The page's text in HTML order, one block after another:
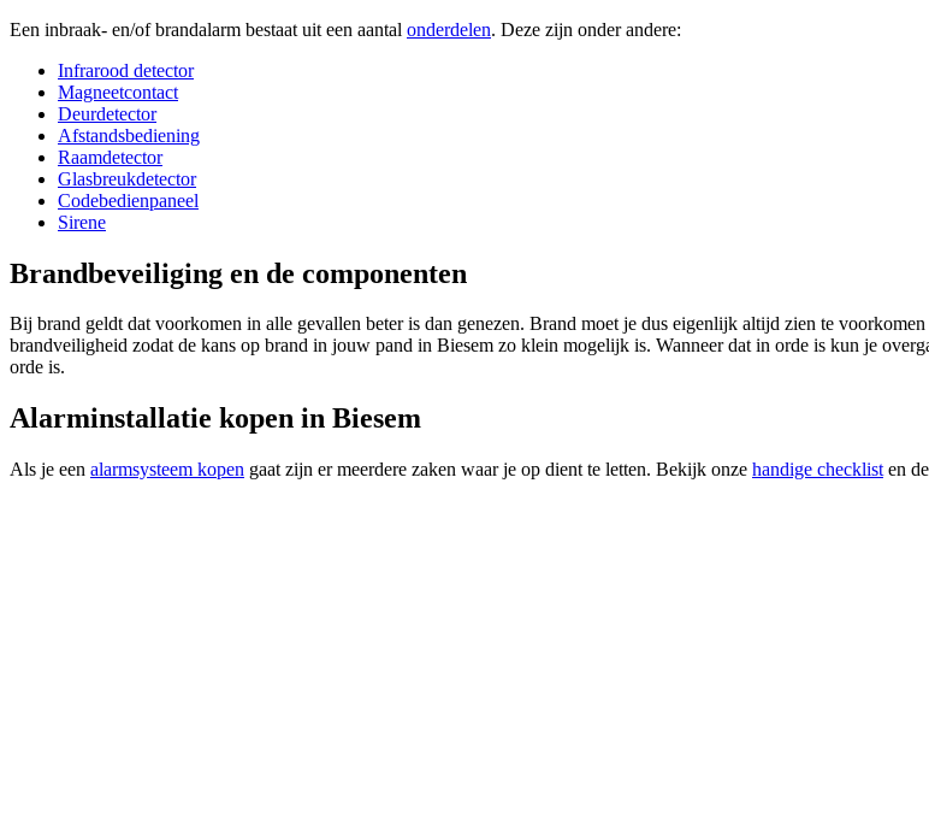
Een inbraak- en/of brandalarm bestaat uit een aantal onderdelen. Deze zijn onder andere:
Infrarood detector
Magneetcontact
Deurdetector
Afstandsbediening
Raamdetector
Glasbreukdetector
Codebedienpaneel
Sirene
Brandbeveiliging en de componenten
Bij brand geldt dat voorkomen in alle gevallen beter is dan genezen. Brand moet je dus eigenlijk altijd zien te
brandveiligheid zodat de kans op brand in jouw pand in Biesem zo klein mogelijk is. Wanneer dat in orde is kun je
orde is.
Alarminstallatie kopen in Biesem
Als je een alarmsysteem kopen gaat zijn er meerdere zaken waar je op dient te letten. Bekijk onze handige checklist en de